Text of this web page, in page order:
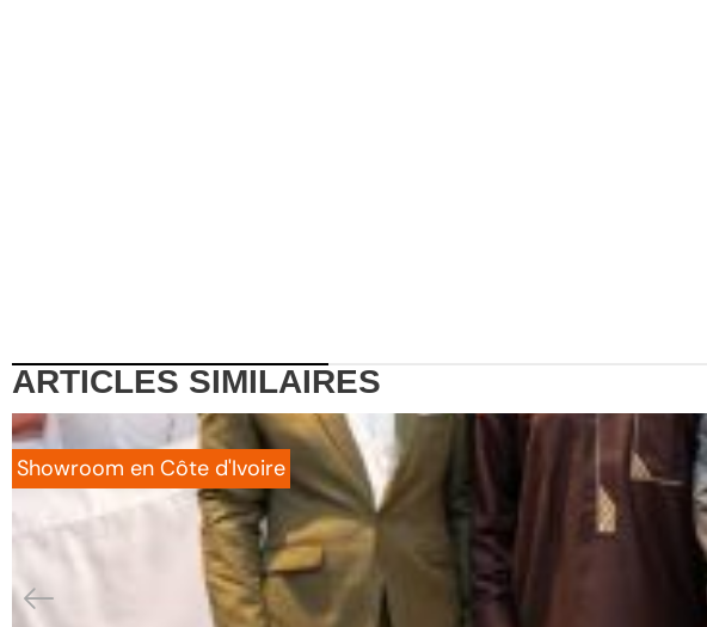
ARTICLES SIMILAIRES
Showroom en Côte d'Ivoire